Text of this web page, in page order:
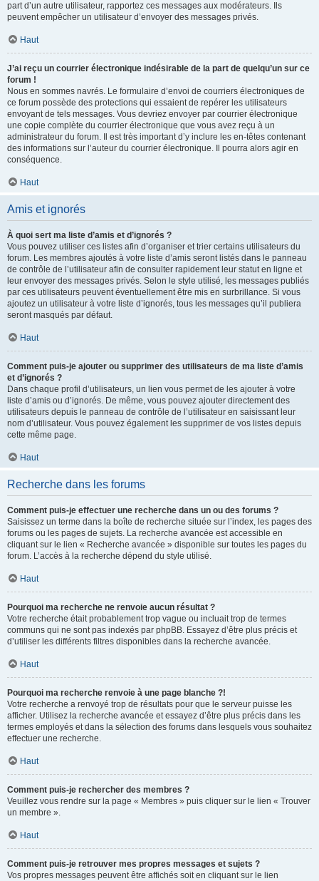
part d’un autre utilisateur, rapportez ces messages aux modérateurs. Ils
peuvent empêcher un utilisateur d’envoyer des messages privés.
Haut
J’ai reçu un courrier électronique indésirable de la part de quelqu’un sur ce
forum !
Nous en sommes navrés. Le formulaire d’envoi de courriers électroniques de
ce forum possède des protections qui essaient de repérer les utilisateurs
envoyant de tels messages. Vous devriez envoyer par courrier électronique
une copie complète du courrier électronique que vous avez reçu à un
administrateur du forum. Il est très important d’y inclure les en-têtes contenant
des informations sur l’auteur du courrier électronique. Il pourra alors agir en
conséquence.
Haut
Amis et ignorés
À quoi sert ma liste d’amis et d’ignorés ?
Vous pouvez utiliser ces listes afin d’organiser et trier certains utilisateurs du
forum. Les membres ajoutés à votre liste d’amis seront listés dans le panneau
de contrôle de l’utilisateur afin de consulter rapidement leur statut en ligne et
leur envoyer des messages privés. Selon le style utilisé, les messages publiés
par ces utilisateurs peuvent éventuellement être mis en surbrillance. Si vous
ajoutez un utilisateur à votre liste d’ignorés, tous les messages qu’il publiera
seront masqués par défaut.
Haut
Comment puis-je ajouter ou supprimer des utilisateurs de ma liste d’amis
et d’ignorés ?
Dans chaque profil d’utilisateurs, un lien vous permet de les ajouter à votre
liste d’amis ou d’ignorés. De même, vous pouvez ajouter directement des
utilisateurs depuis le panneau de contrôle de l’utilisateur en saisissant leur
nom d’utilisateur. Vous pouvez également les supprimer de vos listes depuis
cette même page.
Haut
Recherche dans les forums
Comment puis-je effectuer une recherche dans un ou des forums ?
Saisissez un terme dans la boîte de recherche située sur l’index, les pages des
forums ou les pages de sujets. La recherche avancée est accessible en
cliquant sur le lien « Recherche avancée » disponible sur toutes les pages du
forum. L’accès à la recherche dépend du style utilisé.
Haut
Pourquoi ma recherche ne renvoie aucun résultat ?
Votre recherche était probablement trop vague ou incluait trop de termes
communs qui ne sont pas indexés par phpBB. Essayez d’être plus précis et
d’utiliser les différents filtres disponibles dans la recherche avancée.
Haut
Pourquoi ma recherche renvoie à une page blanche ?!
Votre recherche a renvoyé trop de résultats pour que le serveur puisse les
afficher. Utilisez la recherche avancée et essayez d’être plus précis dans les
termes employés et dans la sélection des forums dans lesquels vous souhaitez
effectuer une recherche.
Haut
Comment puis-je rechercher des membres ?
Veuillez vous rendre sur la page « Membres » puis cliquer sur le lien « Trouver
un membre ».
Haut
Comment puis-je retrouver mes propres messages et sujets ?
Vos propres messages peuvent être affichés soit en cliquant sur le lien